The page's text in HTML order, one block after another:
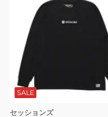
SALE
セッションズ